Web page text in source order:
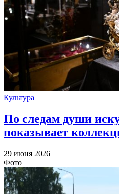
Культура
По следам души
показывает
29 июня 2026
Фото